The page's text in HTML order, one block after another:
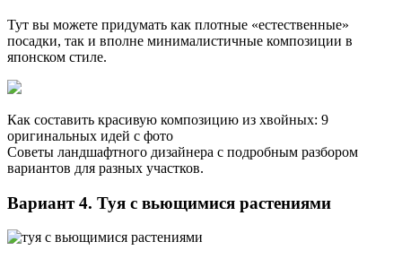
Тут вы можете придумать как плотные «естественные»
посадки, так и вполне минималистичные композиции в
японском стиле.
Как составить красивую композицию из хвойных: 9
оригинальных идей с фото
Советы ландшафтного дизайнера с подробным разбором
вариантов для разных участков.
Вариант 4. Туя с вьющимися растениями